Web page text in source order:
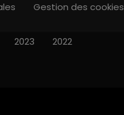
Gestion des cookies
2023 2022